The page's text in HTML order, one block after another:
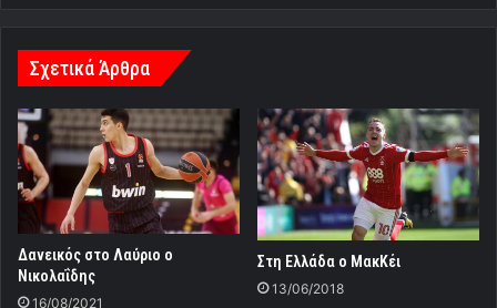
Σχετικά Άρθρα
Δανεικός στο Λαύριο ο
Νικολαΐδης
16/08/2021
Στη Ελλάδα ο ΜακΚέι
13/06/2018